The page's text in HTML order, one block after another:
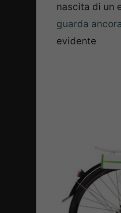
nascita di un
guarda
evidente